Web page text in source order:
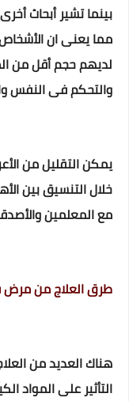
بينما تشير أبحاث
مما يعنى ان
لديهم حجم أقل من
والتحكم فى النفس
يمكن التقليل من
خلال التنسيق بين
مع المعلمين
طرق العلاج من مرض
هناك العديد من
التأثير على المواد